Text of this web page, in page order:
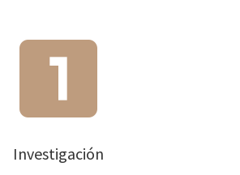
Investigación